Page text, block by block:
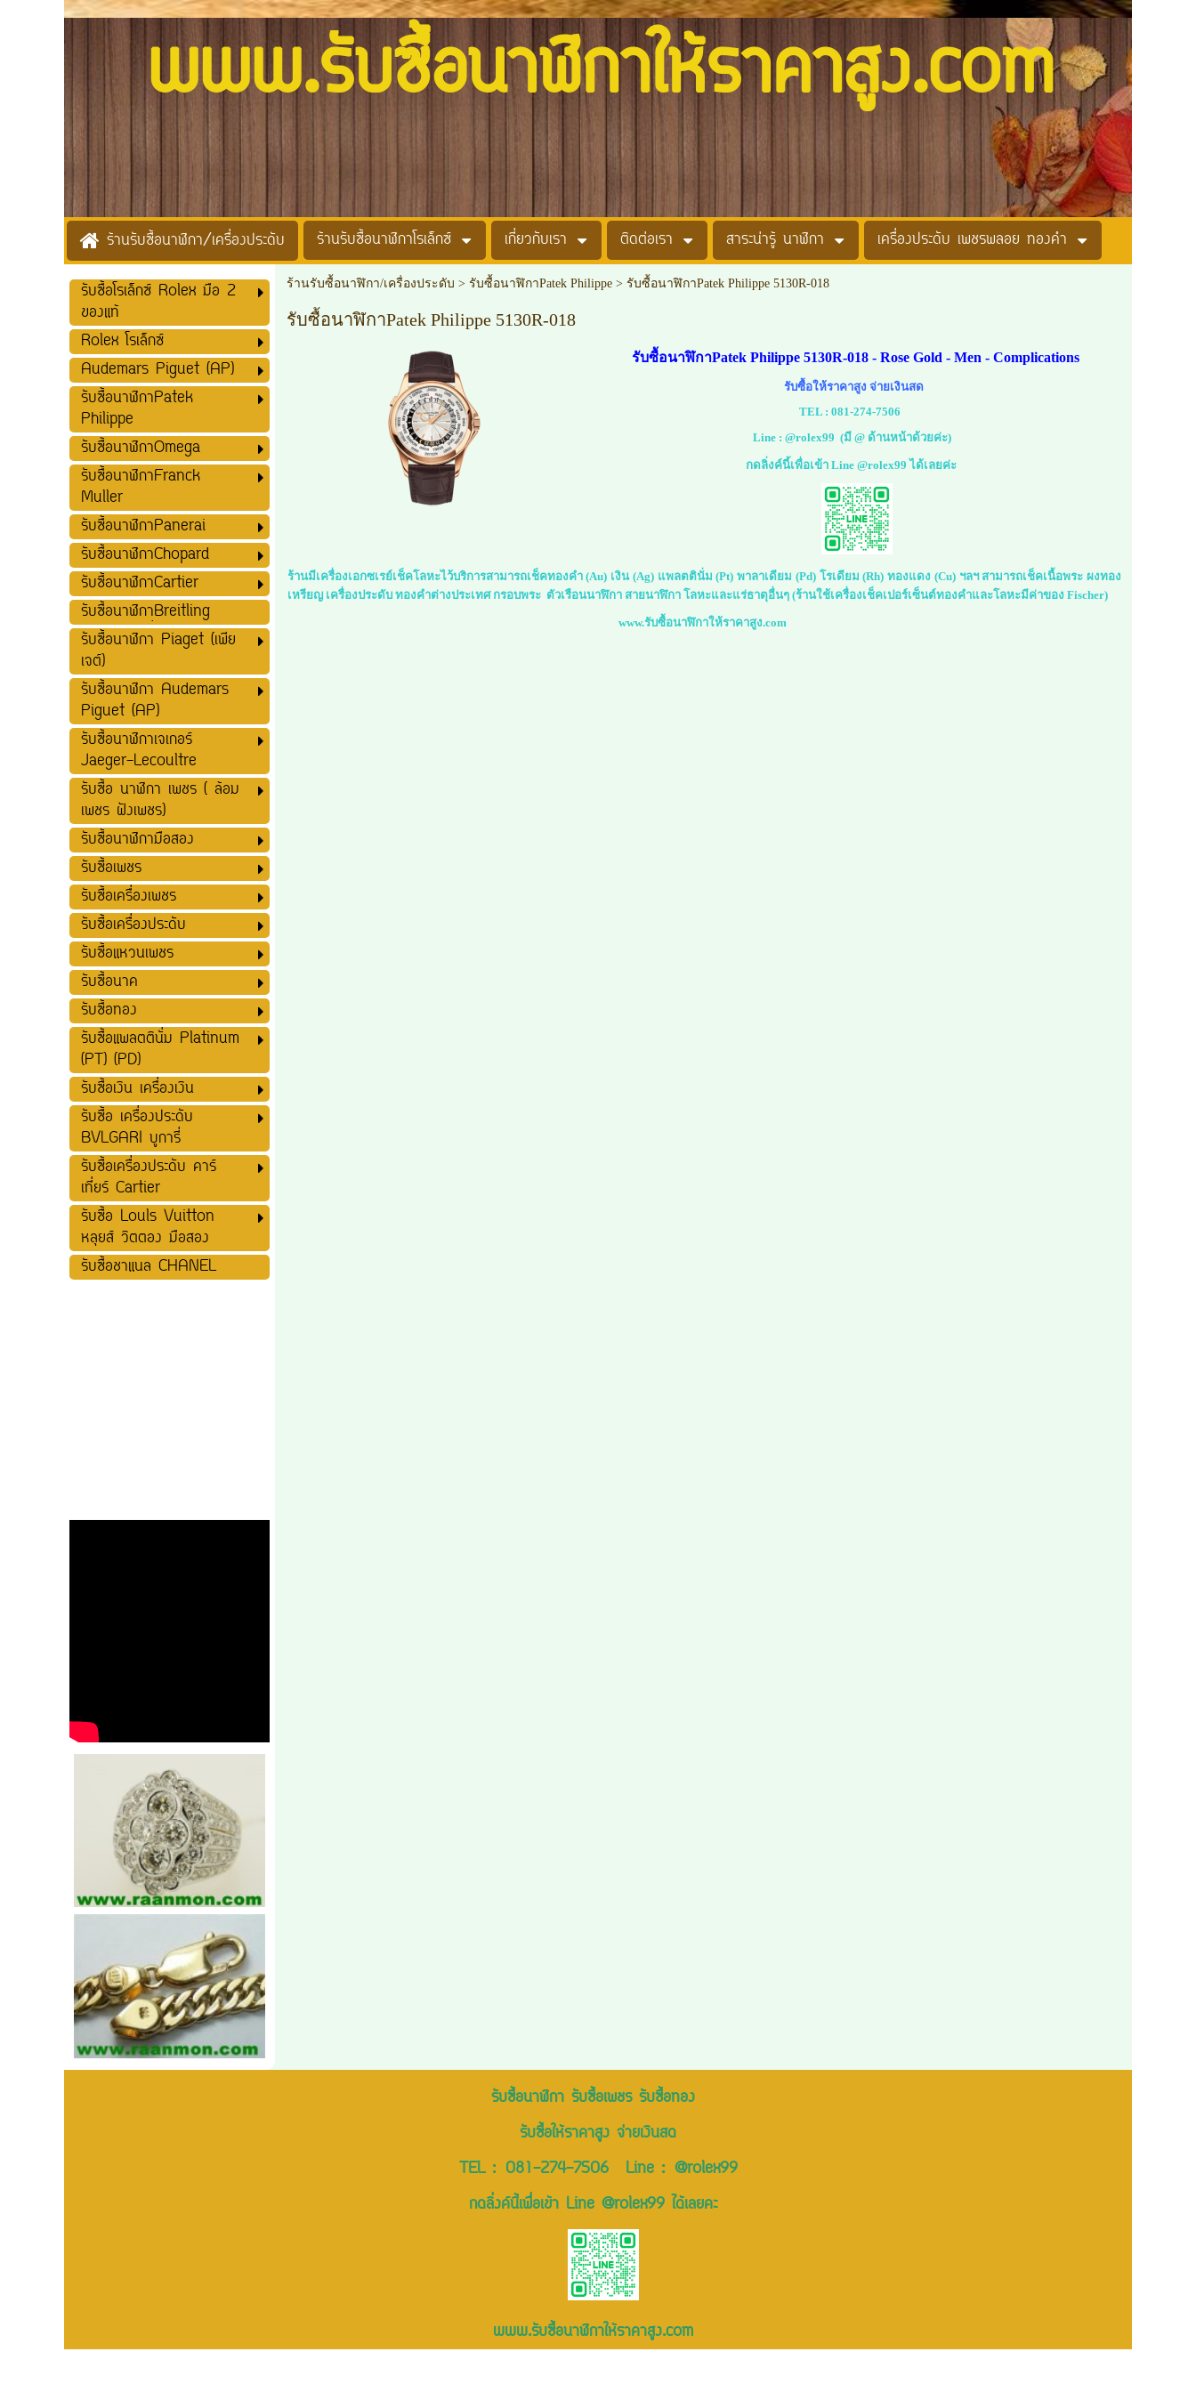
www.รับซื้อนาฬิกาให้ราคาสูง.com
ร้านรับซื้อนาฬิกา/เครื่องประดับ ร้านรับซื้อนาฬิกาโรเล็กซ์ เกี่ยวกับเรา ติดต่อเรา สาระน่ารู้ นาฬิกา เครื่องประดับ เพชรพลอย ทองคำ
รับซื้อโรเล็กซ์ Rolex มือ 2
ของแท้
Rolex โรเล็กซ์
Audemars Piguet (AP)
รับซื้อนาฬิกาPatek
Philippe
รับซื้อนาฬิกาOmega
รับซื้อนาฬิกาFranck
Muller
รับซื้อนาฬิกาPanerai
รับซื้อนาฬิกาChopard
รับซื้อนาฬิกาCartier
รับซื้อนาฬิกาฺฺBreitling
รับซื้อนาฬิกา Piaget (เพีย
เจต์)
รับซื้อนาฬิกา Audemars
Piguet (AP)
รับซื้อนาฬิกาเจเกอร์
Jaeger-Lecoultre
รับซื้อ นาฬิกา เพชร ( ล้อม
เพชร ฝังเพชร)
รับซื้อนาฬิกามือสอง
รับซื้อเพชร
รับซื้อเครื่องเพชร
รับซื้อเครื่องประดับ
รับซื้อแหวนเพชร
รับซื้อนาค
รับซื้อทอง
รับซื้อแพลตตินั่ม Platinum
(PT) (PD)
รับซื้อเงิน เครื่องเงิน
รับซื้อ เครื่องประดับ
BVLGARI บูการี่
รับซื้อเครื่องประดับ คาร์
เที่ยร์ Cartier
รับซื้อ Louls Vuitton
หลุยส์ วิตตอง มือสอง
รับซื้อชาแนล CHANEL
ร้านรับซื้อนาฬิกา/เครื่องประดับ > รับซื้อนาฬิกาPatek Philippe> รับซื้อนาฬิกาPatek Philippe 5130R-018
รับซื้อนาฬิกาPatek Philippe 5130R-018
รับซื้อนาฬิกาPatek Philippe 5130R-018 - Rose Gold - Men - Complications
รับซื้อให้ราคาสูง จ่ายเงินสด
TEL : 081-274-7506
Line :@rolex99 (มี @ ด้านหน้าด้วยค่ะ)
กดลิ่งค์นี้เพื่อเข้า Line @rolex99 ได้เลยค่ะ
ร้านมีเครื่องเอกซเรย์เช็คโลหะไว้บริการสามารถเช็คทองคำ (Au) เงิน (Ag) แพลตตินั่ม (Pt) พาลาเดียม (Pd) โรเดียม (Rh) ทองแดง (Cu) ฯลฯ สามารถเช็คเนื้อพระ ผงทอง
เหรียญ เครื่องประดับ ทองคำต่างประเทศ กรอบพระ ตัวเรือนนาฬิกา สายนาฬิกา โลหะและแร่ธาตุอื่นๆ (ร้านใช้เครื่องเช็คเปอร์เซ็นต์ทองคำและโลหะมีค่าของ Fischer)
www.รับซื้อนาฬิกาให้ราคาสูง.com
รับซื้อนาฬิกา รับซื้อเพชร รับซื้อทอง
รับซื้อให้ราคาสูง จ่ายเงินสด
TEL : 081-274-7506Line : @rolex99
กดลิ่งค์นี้เพื่อเข้า Line @rolex99 ได้เลยคะ
www.รับซื้อนาฬิกาให้ราคาสูง.com